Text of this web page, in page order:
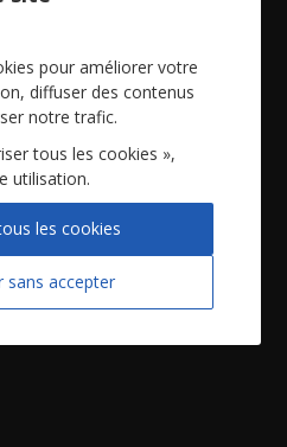
Contactez-nous
Qui sommes-nous
FAQ
À propos
CGV
Mentions légales
Vie privée
pour améliorer votre
diffuser des contenus
notre trafic.
tous les cookies »,
utilisation.
sans accepter
les cookies